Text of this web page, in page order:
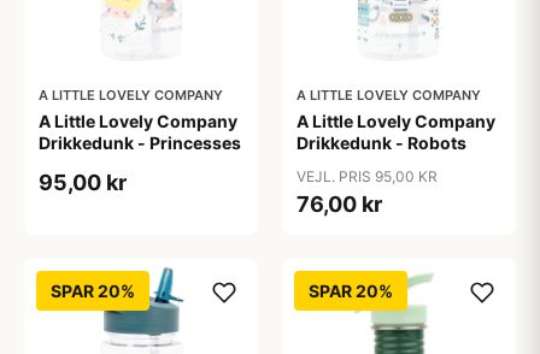
A LITTLE LOVELY COMPANY
A Little Lovely Company
Drikkedunk - Princesses
95,00 kr
A LITTLE LOVELY COMPANY
A Little Lovely Company
Drikkedunk - Robots
VEJL. PRIS 95,00 KR
76,00 kr
SPAR 20% SPAR 20%